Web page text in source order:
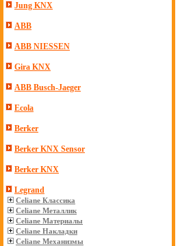
Jung KNX
ABB
ABB NIESSEN
Gira KNX
ABB Busch-Jaeger
Ecola
Berker
Berker KNX Sensor
Berker KNX
Legrand
Celiane Классика
Celiane Металлик
Celiane Материалы
Celiane Накладки
Celiane Механизмы